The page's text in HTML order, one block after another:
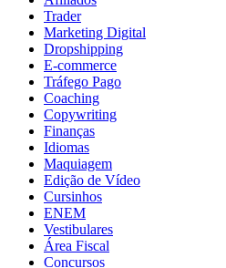
Trader
Marketing Digital
Dropshipping
E-commerce
Tráfego Pago
Coaching
Copywriting
Finanças
Idiomas
Maquiagem
Edição de Vídeo
Cursinhos
ENEM
Vestibulares
Área Fiscal
Concursos